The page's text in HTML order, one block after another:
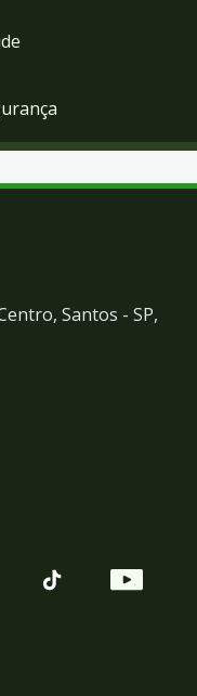
Santos - SP,